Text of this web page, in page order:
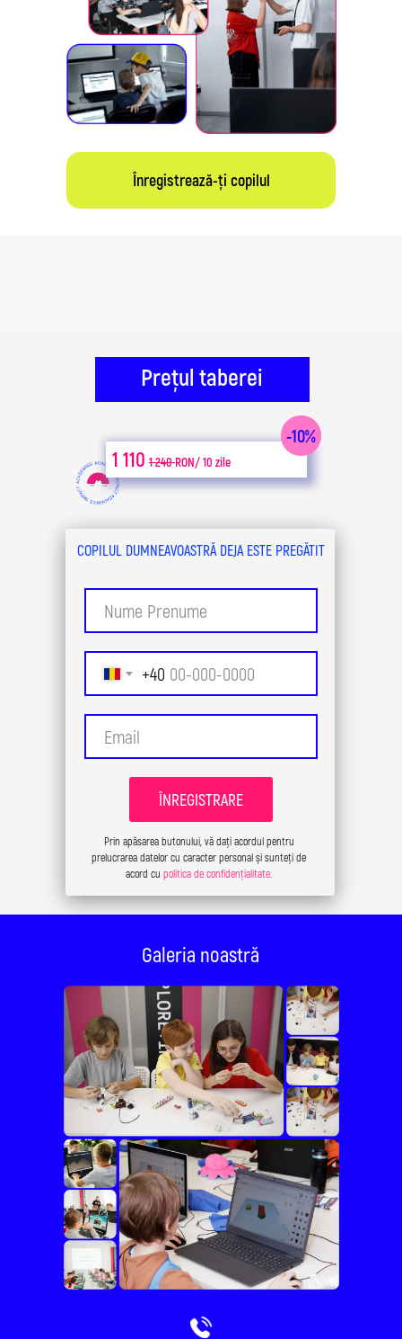
Înregistrează-ți copilul
Prețul taberei
-10%
+40
ÎNREGISTRARE
COPILUL DUMNEAVOASTRĂ DEJA ESTE PREGĂTIT
Prin apăsarea butonului, vă dați acordul pentru
prelucrarea datelor cu caracter personal și sunteți de
acord cu politica de confidențialitate.
1 110 1 240RON/ 10 zile
Galeria noastră